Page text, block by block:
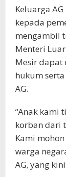
Keluarga
kepada
mengambil
Menteri
Mesir dapat
hukum
AG.
“Anak kami
korban dari
Kami
warga
AG, yang